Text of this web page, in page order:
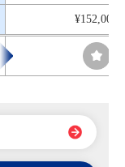
¥152,000